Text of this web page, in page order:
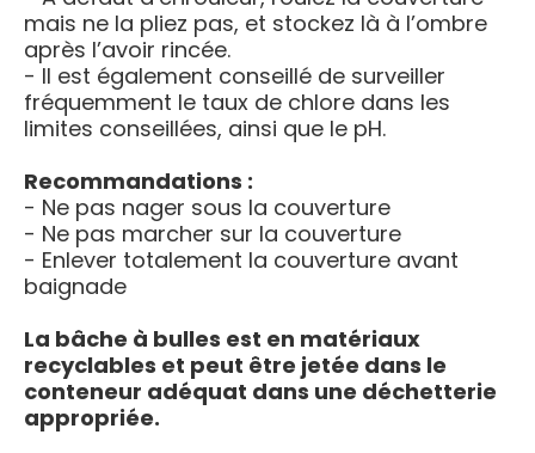
mais ne la pliez pas, et stockez là à l’ombre
après l’avoir rincée.
- Il est également conseillé de surveiller
fréquemment le taux de chlore dans les
limites conseillées, ainsi que le pH.
Recommandations :
- Ne pas nager sous la couverture
- Ne pas marcher sur la couverture
- Enlever totalement la couverture avant
baignade
La bâche à bulles est en matériaux
recyclables et peut être jetée dans le
conteneur adéquat dans une déchetterie
appropriée.